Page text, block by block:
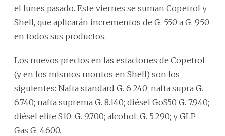
el lunes pasado. Este viernes se suman Copetrol y
Shell, que aplicarán incrementos de G. 550 a G. 950
en todos sus productos.
Los nuevos precios en las estaciones de Copetrol
(y en los mismos montos en Shell) son los
siguientes: Nafta standard G. 6.240; nafta supra G.
6.740; nafta suprema G. 8.140; diésel GoS50 G. 7.940;
diésel elite S10: G. 9.700; alcohol: G. 5.290; y GLP
Gas G. 4.600.